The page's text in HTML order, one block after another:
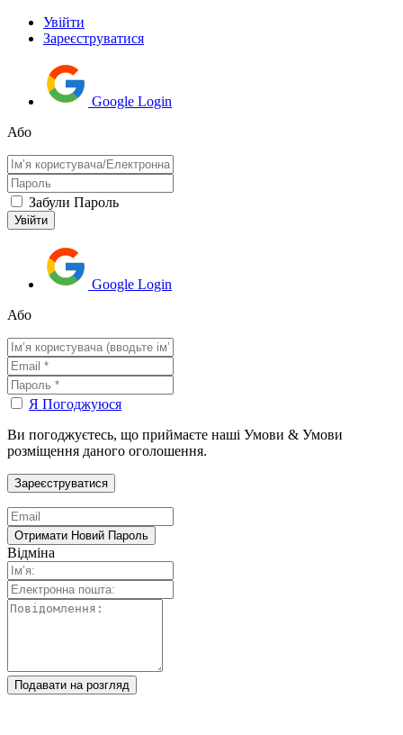
Увійти
Зареєструватися
Google Login
Або
Забули Пароль
Google Login
Або
Я Погоджуюся
Ви погоджуєтесь, що приймаєте наші Умови & Умови
розміщення даного оголошення.
Відміна